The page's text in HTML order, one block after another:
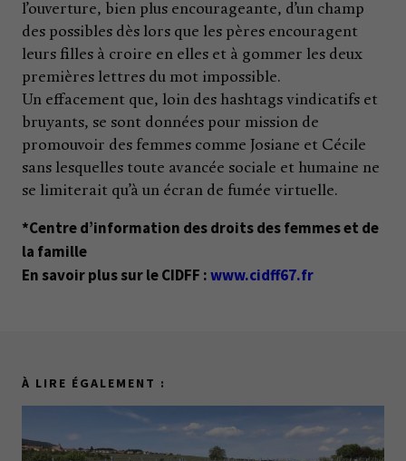
l’ouverture, bien plus encourageante, d’un champ
des possibles dès lors que les pères encouragent
leurs filles à croire en elles et à gommer les deux
premières lettres du mot impossible.
Un effacement que, loin des hashtags vindicatifs et
bruyants, se sont données pour mission de
promouvoir des femmes comme Josiane et Cécile
sans lesquelles toute avancée sociale et humaine ne
se limiterait qu’à un écran de fumée virtuelle.
*Centre d’information des droits des femmes et de
la famille
En savoir plus sur le CIDFF :www.cidff67.fr
À LIRE ÉGALEMENT :